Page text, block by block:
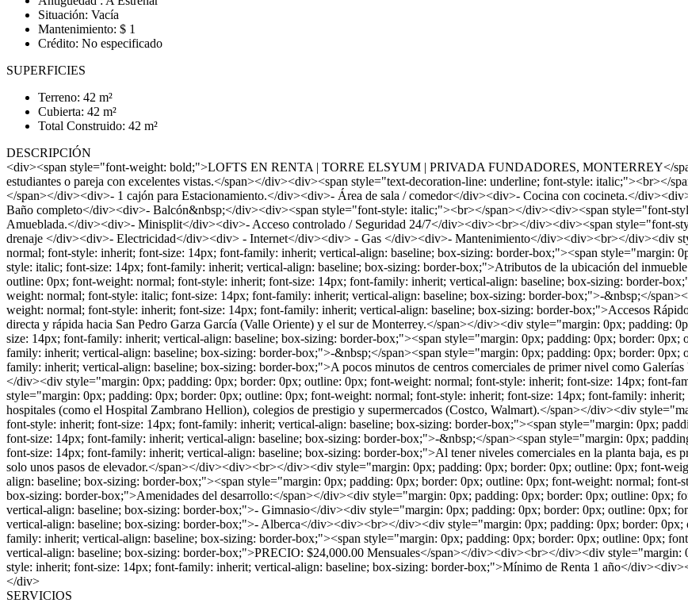
Situación: Vacía
Mantenimiento: $ 1
Crédito: No especificado
SUPERFICIES
Terreno: 42 m²
Cubierta: 42 m²
Total Construido: 42 m²
DESCRIPCIÓN
<div><span style="font-weight: bold;">LOFTS EN RENTA | TORRE ELSYUM | PRIVADA FUNDADORES, MONTERREY</
estudiantes o pareja con excelentes vistas.</span></div><div><span style="text-decoration-line: underline; font-style: italic;"><br></
</span></div><div>- 1 cajón para Estacionamiento.</div><div>- Área de sala / comedor</div><div>- Cocina con cocineta.</
Baño completo</div><div>- Balcón&nbsp;</div><div><span style="font-style: italic;"><br></span></div><div><span style="font-
Amueblada.</div><div>- Minisplit</div><div>- Acceso controlado / Seguridad 24/7</div><div><br></div><div><span style="font-
drenaje </div><div>- Electricidad</div><div> - Internet</div><div> - Gas </div><div>- Mantenimiento</div><div><br></div><div
normal; font-style: inherit; font-size: 14px; font-family: inherit; vertical-align: baseline; box-sizing: border-box;"><span style="margin:
style: italic; font-size: 14px; font-family: inherit; vertical-align: baseline; box-sizing: border-box;">Atributos de la ubicación del
outline: 0px; font-weight: normal; font-style: inherit; font-size: 14px; font-family: inherit; vertical-align: baseline; box-sizing: border-
weight: normal; font-style: italic; font-size: 14px; font-family: inherit; vertical-align: baseline; box-sizing: border-box;">-&nbsp;</
weight: normal; font-style: inherit; font-size: 14px; font-family: inherit; vertical-align: baseline; box-sizing: border-box;">Accesos
directa y rápida hacia San Pedro Garza García (Valle Oriente) y el sur de Monterrey.</span></div><div style="margin: 0px; padding:
size: 14px; font-family: inherit; vertical-align: baseline; box-sizing: border-box;"><span style="margin: 0px; padding: 0px; border:
family: inherit; vertical-align: baseline; box-sizing: border-box;">-&nbsp;</span><span style="margin: 0px; padding: 0px; border:
family: inherit; vertical-align: baseline; box-sizing: border-box;">A pocos minutos de centros comerciales de primer nivel como
</div><div style="margin: 0px; padding: 0px; border: 0px; outline: 0px; font-weight: normal; font-style: inherit; font-size: 14px; font-
style="margin: 0px; padding: 0px; border: 0px; outline: 0px; font-weight: normal; font-style: inherit; font-size: 14px; font-family:
hospitales (como el Hospital Zambrano Hellion), colegios de prestigio y supermercados (Costco, Walmart).</span></div><div
font-style: inherit; font-size: 14px; font-family: inherit; vertical-align: baseline; box-sizing: border-box;"><span style="margin: 0px;
font-size: 14px; font-family: inherit; vertical-align: baseline; box-sizing: border-box;">-&nbsp;</span><span style="margin: 0px;
font-size: 14px; font-family: inherit; vertical-align: baseline; box-sizing: border-box;">Al tener niveles comerciales en la planta baja, es
solo unos pasos de elevador.</span></div><div><br></div><div style="margin: 0px; padding: 0px; border: 0px; outline: 0px; font-
align: baseline; box-sizing: border-box;"><span style="margin: 0px; padding: 0px; border: 0px; outline: 0px; font-weight: normal;
box-sizing: border-box;">Amenidades del desarrollo:</span></div><div style="margin: 0px; padding: 0px; border: 0px; outline: 0px;
vertical-align: baseline; box-sizing: border-box;">- Gimnasio</div><div style="margin: 0px; padding: 0px; border: 0px; outline: 0px;
vertical-align: baseline; box-sizing: border-box;">- Alberca</div><div><br></div><div style="margin: 0px; padding: 0px; border:
family: inherit; vertical-align: baseline; box-sizing: border-box;"><span style="margin: 0px; padding: 0px; border: 0px; outline: 0px;
vertical-align: baseline; box-sizing: border-box;">PRECIO: $24,000.00 Mensuales</span></div><div><br></div><div
style: inherit; font-size: 14px; font-family: inherit; vertical-align: baseline; box-sizing: border-box;">Mínimo de Renta 1 año</
</div>
SERVICIOS